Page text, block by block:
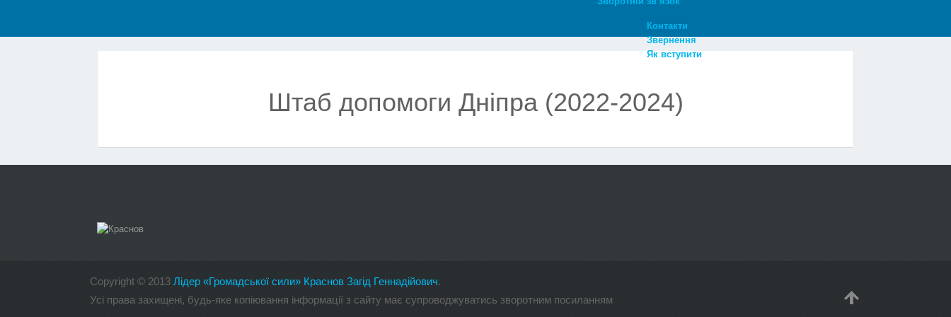
Контакти
Звернення
Як вступити
Штаб допомоги Дніпра (2022-2024)
Copyright © 2013 Лідер «Громадської сили» Краснов Загід Геннадійович.
Усі права захищені, будь-яке копіювання інформації з сайту має супроводжуватись зворотним посиланням